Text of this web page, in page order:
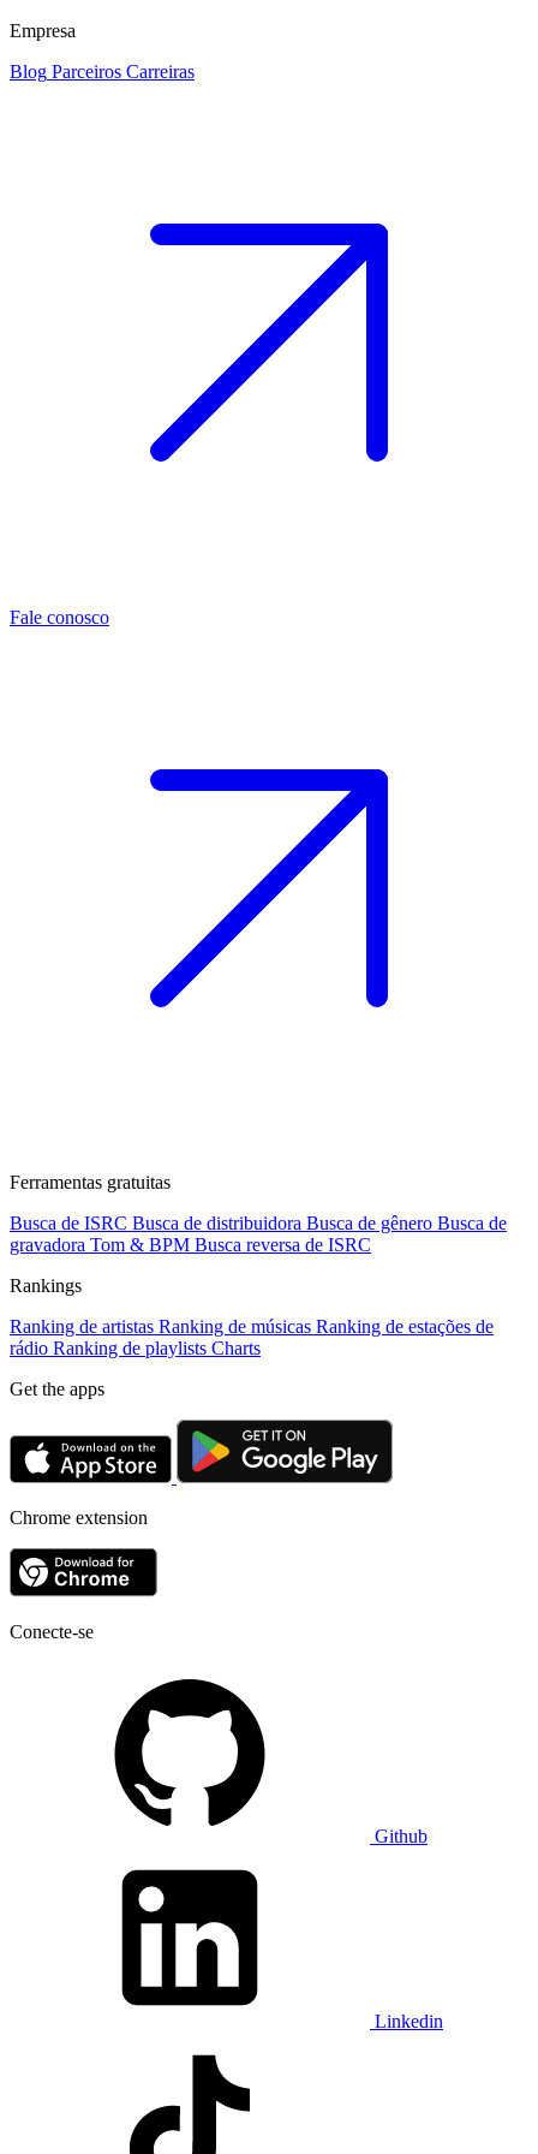
Empresa
Blog Parceiros Carreiras
Fale conosco
Ferramentas gratuitas
Busca de ISRC Busca de distribuidora Busca de gênero Busca de
gravadora Tom & BPM Busca reversa de ISRC
Rankings
Ranking de artistas Ranking de músicas Ranking de estações de
rádio Ranking de playlists Charts
Get the apps
Chrome extension
Conecte-se
Github
Linkedin